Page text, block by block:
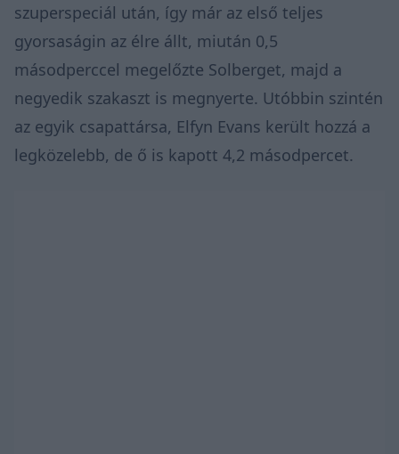
szuperspeciál után, így már az első teljes
gyorsaságin az élre állt, miután 0,5
másodperccel megelőzte Solberget, majd a
negyedik szakaszt is megnyerte. Utóbbin szintén
az egyik csapattársa, Elfyn Evans került hozzá a
legközelebb, de ő is kapott 4,2 másodpercet.